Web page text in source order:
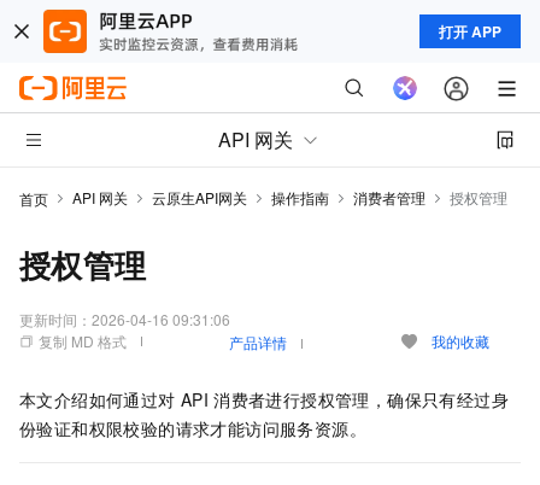
打开 APP
API 网关
首页 API 网关 云原生API网关 操作指南 消费者管理 授权管理
授权管理
更新时间： 2026-04-16 09:31:06
复制 MD 格式
产品详情 我的收藏
本文介绍如何通过对 API 消费者进行授权管理，确保只有经过身
份验证和权限校验的请求才能访问服务资源。